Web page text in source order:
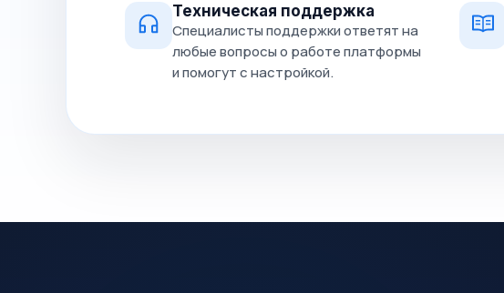
Техническая поддержка
Специалисты поддержки ответят на
любые вопросы о работе платформы
и помогут с настройкой.